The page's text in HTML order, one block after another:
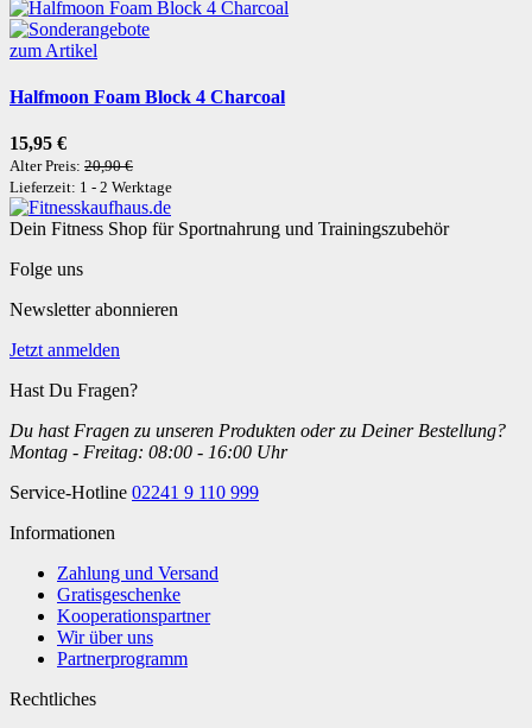
zum Artikel
Halfmoon Foam Block 4 Charcoal
15,95 €
Alter Preis: 20,90 €
Lieferzeit: 1 - 2 Werktage
Dein Fitness Shop für Sportnahrung und Trainingszubehör
Folge uns
Newsletter abonnieren
Jetzt anmelden
Hast Du Fragen?
Du hast Fragen zu unseren Produkten oder zu Deiner Bestellung?
Montag - Freitag: 08:00 - 16:00 Uhr
Service-Hotline 02241 9 110 999
Informationen
Zahlung und Versand
Gratisgeschenke
Kooperationspartner
Wir über uns
Partnerprogramm
Rechtliches